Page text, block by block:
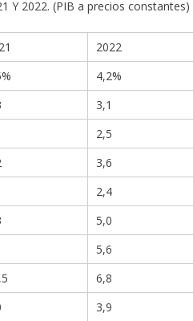
Y 2022. (PIB a precios constantes)
2022
4,2%
3,1
2,5
3,6
2,4
5,0
5,6
6,8
3,9